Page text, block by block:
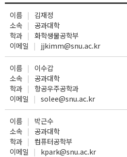
이름
김재정
소속
공과대학
학과
화학생물공학부
이메일
jjkimm@snu.ac.kr
이름
이수갑
소속
공과대학
학과
항공우주공학과
이메일
solee@snu.ac.kr
이름
박근수
소속
공과대학
학과
컴퓨터공학부
이메일
kpark@snu.ac.kr